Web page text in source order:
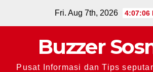
Fri. Aug 7th, 2026 4:07:07
Buzzer
Pusat Informasi dan Tips